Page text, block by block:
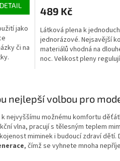
DETAIL
jako
či na
489 Kč
Látková plena k
jednorázové. Nejsavější
materiálů vhodná na
noc. Velikost pleny
l
á
d
a
c
í
nejlepší volbou pro
nejvyššímu možnému komfortu
vlna, pracují s tělesným teplem
miminek i budoucí zdraví
, čímž se vyhnete mnoha